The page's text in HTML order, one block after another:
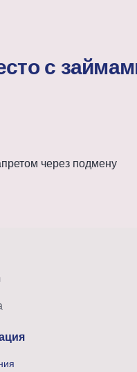
с
через подмену
feed
feed